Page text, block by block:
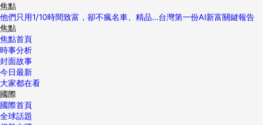
焦點
他們只用1/10時間致富，卻不瘋名車、精品…台灣第一份AI新富關鍵報告
焦點
焦點首頁
時事分析
封面故事
今日最新
大家都在看
國際
國際首頁
全球話題